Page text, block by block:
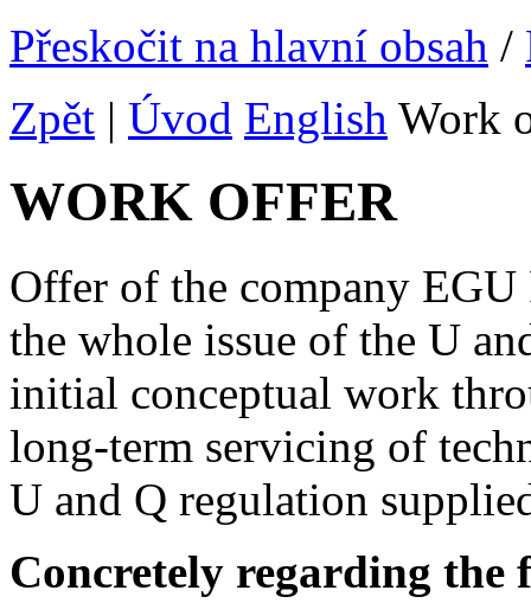
Přeskočit na hlavní obsah /
Zpět | Úvod English Work
WORK OFFER
Offer of the company EGU
the whole issue of the U
initial conceptual work
long-term servicing of
U and Q regulation
Concretely regarding the